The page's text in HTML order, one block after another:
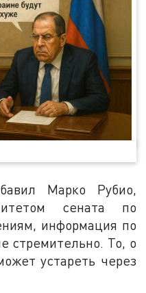
Марко Рубио,
сената по
информация по
стремительно. То, о
устареть через